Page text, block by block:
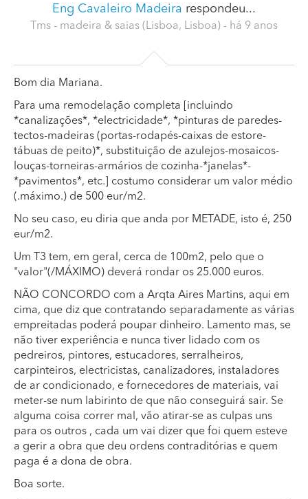
Eng Cavaleiro Madeira respondeu...
Tms - madeira & saias (Lisboa, Lisboa) - há 9 anos
Bom dia Mariana.
Para uma remodelação completa [incluindo
*canalizações*, *electricidade*, *pinturas de paredes-
tectos-madeiras (portas-rodapés-caixas de estore-
tábuas de peito)*, substituição de azulejos-mosaicos-
louças-torneiras-armários de cozinha-*janelas*-
*pavimentos*, etc.] costumo considerar um valor médio
(.máximo.) de 500 eur/m2.
No seu caso, eu diria que anda por METADE, isto é, 250
eur/m2.
Um T3 tem, em geral, cerca de 100m2, pelo que o
"valor"(/MÁXIMO) deverá rondar os 25.000 euros.
NÃO CONCORDO com a Arqta Aires Martins, aqui em
cima, que diz que contratando separadamente as várias
empreitadas poderá poupar dinheiro. Lamento mas, se
não tiver experiência e nunca tiver lidado com os
pedreiros, pintores, estucadores, serralheiros,
carpinteiros, electricistas, canalizadores, instaladores
de ar condicionado, e fornecedores de materiais, vai
meter-se num labirinto de que não conseguirá sair. Se
alguma coisa correr mal, vão atirar-se as culpas uns
para os outros , cada um vai dizer que foi quem esteve
a gerir a obra que deu ordens contraditórias e quem
paga é a dona de obra.
Boa sorte.